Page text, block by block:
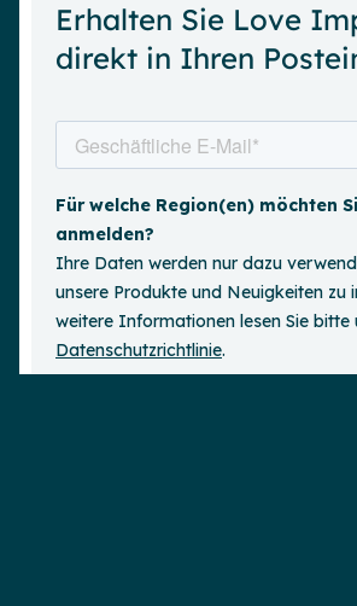
Demo anfordern
Erhalten Sie Love
direkt in Ihren